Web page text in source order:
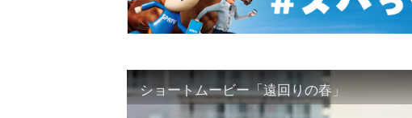
ショートムービー「遠回りの春」